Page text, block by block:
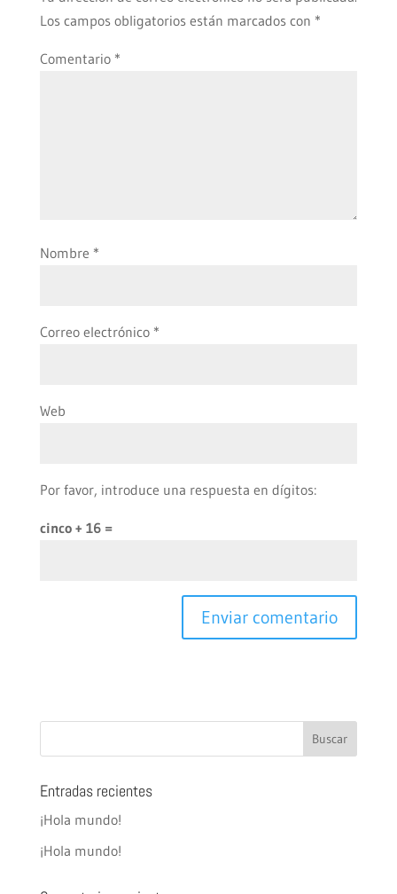
Los campos obligatorios están marcados con *
Comentario *
Nombre *
Correo electrónico *
Web
Por favor, introduce una respuesta en dígitos:
cinco + 16 =
Entradas recientes
¡Hola mundo!
¡Hola mundo!